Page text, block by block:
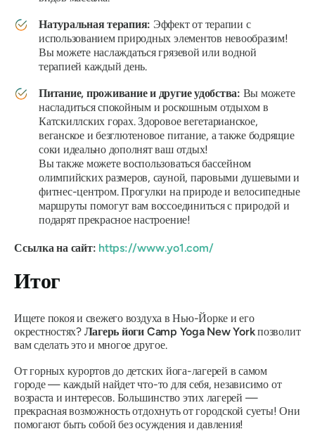
Натуральная терапия: Эффект от терапии с
использованием природных элементов невообразим!
Вы можете наслаждаться грязевой или водной
терапией каждый день.
Питание, проживание и другие удобства: Вы можете
насладиться спокойным и роскошным отдыхом в
Катскиллских горах. Здоровое вегетарианское,
веганское и безглютеновое питание, а также бодрящие
соки идеально дополнят ваш отдых!
Вы также можете воспользоваться бассейном
олимпийских размеров, сауной, паровыми душевыми и
фитнес-центром. Прогулки на природе и велосипедные
маршруты помогут вам воссоединиться с природой и
подарят прекрасное настроение!
Ссылка на сайт: https://www.yo1.com/
Итог
Ищете покоя и свежего воздуха в Нью-Йорке и его
окрестностях? Лагерь йоги Camp Yoga New Yorkпозволит
вам сделать это и многое другое.
От горных курортов до детских йога-лагерей в самом
городе — каждый найдет что-то для себя, независимо от
возраста и интересов. Большинство этих лагерей —
прекрасная возможность отдохнуть от городской суеты! Они
помогают быть собой без осуждения и давления!